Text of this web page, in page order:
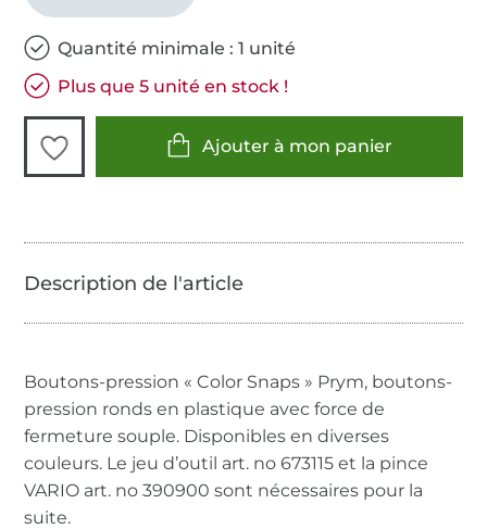
Quantité minimale : 1 unité
Plus que 5 unité en stock !
Ajouter à mon panier
Boutons-pression « Color Snaps » Prym, boutons-
pression ronds en plastique avec force de
fermeture souple. Disponibles en diverses
couleurs. Le jeu d’outil art. no 673115 et la pince
VARIO art. no 390900 sont nécessaires pour la
suite.